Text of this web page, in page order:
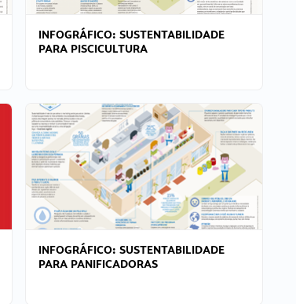
INFOGRÁFICO: SUSTENTABILIDADE
PARA PISCICULTURA
INFOGRÁFICO: SUSTENTABILIDADE
PARA PANIFICADORAS